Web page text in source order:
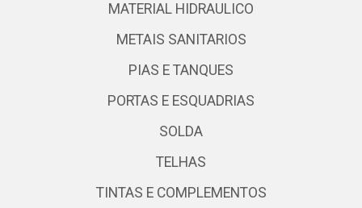
MATERIAL HIDRAULICO
METAIS SANITARIOS
PIAS E TANQUES
PORTAS E ESQUADRIAS
SOLDA
TELHAS
TINTAS E COMPLEMENTOS